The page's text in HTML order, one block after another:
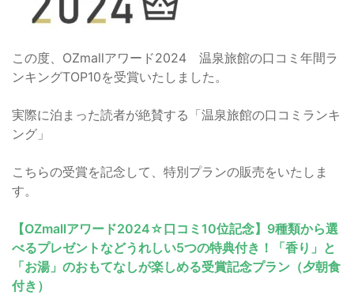
この度、OZmallアワード2024 温泉旅館の口コミ年間ラ
ンキングTOP10を受賞いたしました。
実際に泊まった読者が絶賛する「温泉旅館の口コミランキ
ング」
こちらの受賞を記念して、特別プランの販売をいたしま
す。
【OZmallアワード2024☆口コミ10位記念】9種類から選
べるプレゼントなどうれしい5つの特典付き！「香り」と
「お湯」のおもてなしが楽しめる受賞記念プラン（夕朝食
付き）